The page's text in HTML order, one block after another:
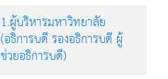
1.ผู้บริหารมหาวิทยาลัย
(อธิการบดี รองอธิการบดี ผู้
ช่วยอธิการบดี)